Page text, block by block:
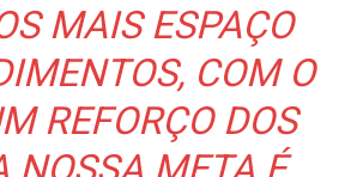
MAIS ESPAÇO
COM O
REFORÇO DOS